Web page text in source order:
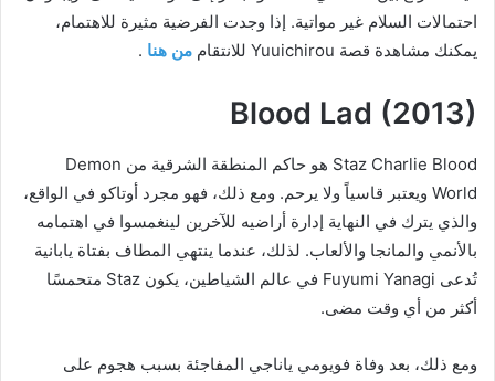
احتمالات السلام غير مواتية. إذا وجدت الفرضية مثيرة للاهتمام،
يمكنك مشاهدة قصة Yuuichirou للانتقام
من هنا .
Blood Lad (2013)
Staz Charlie Blood هو حاكم المنطقة الشرقية من Demon
World ويعتبر قاسياً ولا يرحم. ومع ذلك، فهو مجرد أوتاكو في الواقع،
والذي يترك في النهاية إدارة أراضيه للآخرين لينغمسوا في اهتمامه
بالأنمي والمانجا والألعاب. لذلك، عندما ينتهي المطاف بفتاة يابانية
تُدعى Fuyumi Yanagi في عالم الشياطين، يكون Staz متحمسًا
أكثر من أي وقت مضى.
ومع ذلك، بعد وفاة فويومي ياناجي المفاجئة بسبب هجوم على